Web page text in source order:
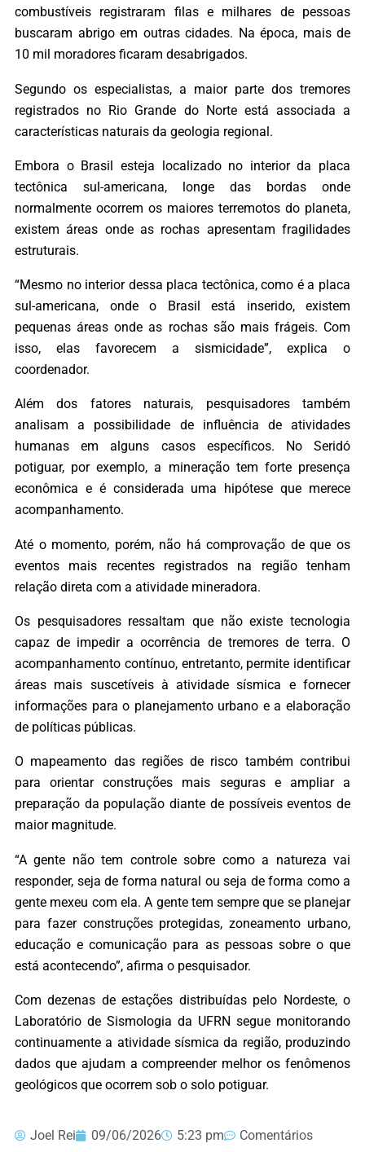
combustíveis registraram filas e milhares de pessoas
buscaram abrigo em outras cidades. Na época, mais de
10 mil moradores ficaram desabrigados.
Segundo os especialistas, a maior parte dos tremores
registrados no Rio Grande do Norte está associada a
características naturais da geologia regional.
Embora o Brasil esteja localizado no interior da placa
tectônica sul-americana, longe das bordas onde
normalmente ocorrem os maiores terremotos do planeta,
existem áreas onde as rochas apresentam fragilidades
estruturais.
“Mesmo no interior dessa placa tectônica, como é a placa
sul-americana, onde o Brasil está inserido, existem
pequenas áreas onde as rochas são mais frágeis. Com
isso, elas favorecem a sismicidade”, explica o
coordenador.
Além dos fatores naturais, pesquisadores também
analisam a possibilidade de influência de atividades
humanas em alguns casos específicos. No Seridó
potiguar, por exemplo, a mineração tem forte presença
econômica e é considerada uma hipótese que merece
acompanhamento.
Até o momento, porém, não há comprovação de que os
eventos mais recentes registrados na região tenham
relação direta com a atividade mineradora.
Os pesquisadores ressaltam que não existe tecnologia
capaz de impedir a ocorrência de tremores de terra. O
acompanhamento contínuo, entretanto, permite identificar
áreas mais suscetíveis à atividade sísmica e fornecer
informações para o planejamento urbano e a elaboração
de políticas públicas.
O mapeamento das regiões de risco também contribui
para orientar construções mais seguras e ampliar a
preparação da população diante de possíveis eventos de
maior magnitude.
“A gente não tem controle sobre como a natureza vai
responder, seja de forma natural ou seja de forma como a
gente mexeu com ela. A gente tem sempre que se planejar
para fazer construções protegidas, zoneamento urbano,
educação e comunicação para as pessoas sobre o que
está acontecendo”, afirma o pesquisador.
Com dezenas de estações distribuídas pelo Nordeste, o
Laboratório de Sismologia da UFRN segue monitorando
continuamente a atividade sísmica da região, produzindo
dados que ajudam a compreender melhor os fenômenos
geológicos que ocorrem sob o solo potiguar.
Joel Rei 09/06/2026 5:23 pm Comentários